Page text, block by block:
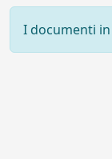
I documenti